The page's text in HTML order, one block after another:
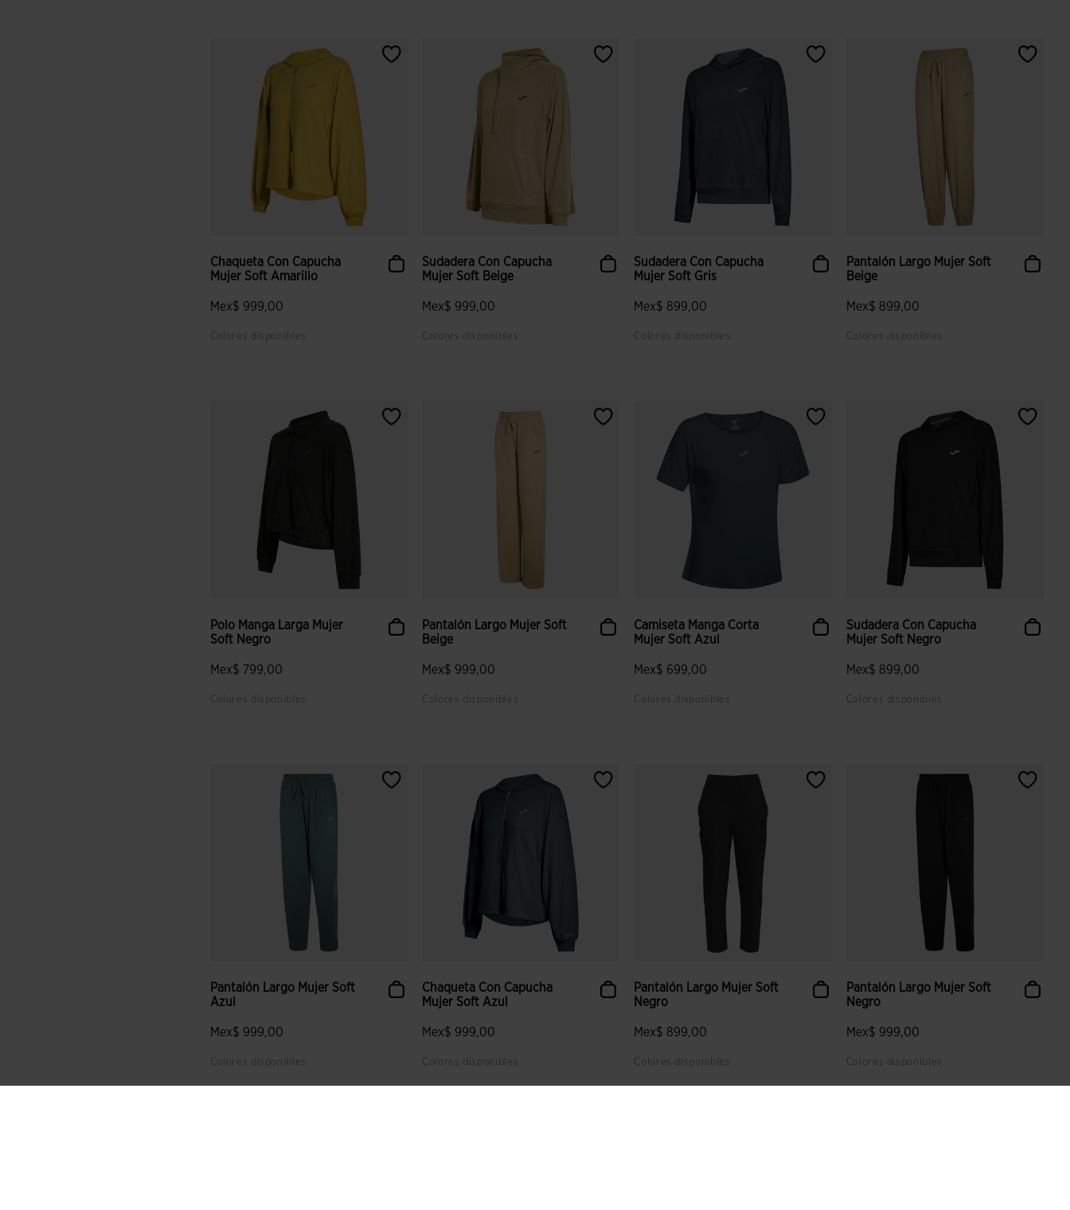
Chaqueta Con Capucha
Mujer Soft Amarillo
Mex$ 999,00
Colores disponibles
Sudadera Con Capucha
Mujer Soft Beige
Mex$ 999,00
Colores disponibles
Sudadera Con Capucha
Mujer Soft Gris
Mex$ 899,00
Colores disponibles
Pantalón Largo Mujer Soft
Beige
Mex$ 899,00
Colores disponibles
Polo Manga Larga Mujer
Soft Negro
Mex$ 799,00
Colores disponibles
Pantalón Largo Mujer Soft
Beige
Mex$ 999,00
Colores disponibles
Camiseta Manga Corta
Mujer Soft Azul
Mex$ 699,00
Colores disponibles
Sudadera Con Capucha
Mujer Soft Negro
Mex$ 899,00
Colores disponibles
Pantalón Largo Mujer Soft
Azul
Mex$ 999,00
Colores disponibles
Chaqueta Con Capucha
Mujer Soft Azul
Mex$ 999,00
Colores disponibles
Pantalón Largo Mujer Soft
Negro
Mex$ 899,00
Colores disponibles
Pantalón Largo Mujer Soft
Negro
Mex$ 999,00
Colores disponibles